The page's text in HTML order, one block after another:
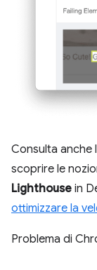
Consulta anche
scoprire le
Lighthouse in
ottimizzare la
Problema di